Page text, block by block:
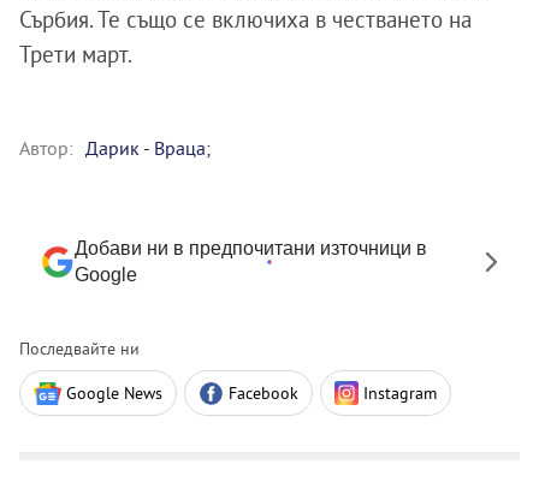
Сърбия. Те също се включиха в честването на
Трети март.
Автор: Дарик - Враца;
Добави ни в предпочитани източници в
Google
Последвайте ни
Google News Facebook Instagram